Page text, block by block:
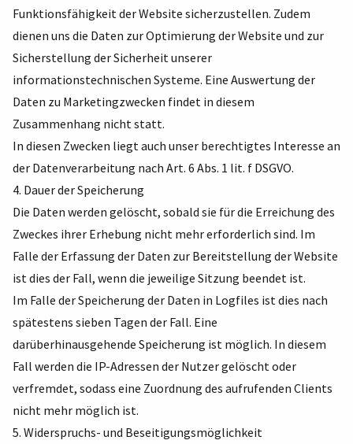
Funktionsfähigkeit der Website sicherzustellen. Zudem
dienen uns die Daten zur Optimierung der Website und zur
Sicherstellung der Sicherheit unserer
informationstechnischen Systeme. Eine Auswertung der
Daten zu Marketingzwecken findet in diesem
Zusammenhang nicht statt.
In diesen Zwecken liegt auch unser berechtigtes Interesse an
der Datenverarbeitung nach Art. 6 Abs. 1 lit. f DSGVO.
4. Dauer der Speicherung
Die Daten werden gelöscht, sobald sie für die Erreichung des
Zweckes ihrer Erhebung nicht mehr erforderlich sind. Im
Falle der Erfassung der Daten zur Bereitstellung der Website
ist dies der Fall, wenn die jeweilige Sitzung beendet ist.
Im Falle der Speicherung der Daten in Logfiles ist dies nach
spätestens sieben Tagen der Fall. Eine
darüberhinausgehende Speicherung ist möglich. In diesem
Fall werden die IP-Adressen der Nutzer gelöscht oder
verfremdet, sodass eine Zuordnung des aufrufenden Clients
nicht mehr möglich ist.
5. Widerspruchs- und Beseitigungsmöglichkeit